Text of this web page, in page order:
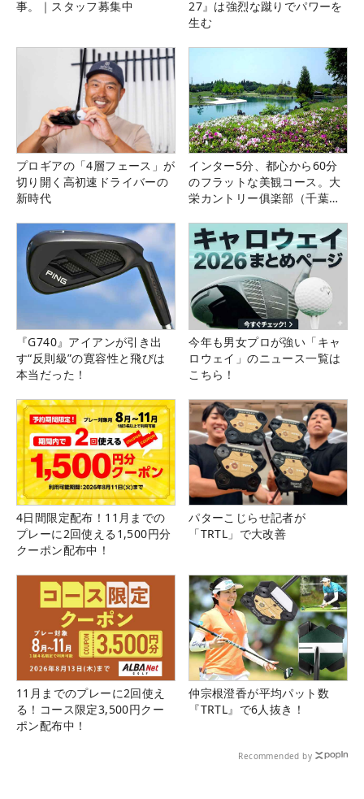
事。｜スタッフ募集中
27』は強烈な蹴りでパワーを
生む
プロギアの「4層フェース」が
切り開く高初速ドライバーの
新時代
インター5分、都心から60分
のフラットな美観コース。大
栄カントリー俱楽部（千葉
『G740』アイアンが引き出
す“反則級”の寛容性と飛びは
本当だった！
今年も男女プロが強い「キャ
ロウェイ」のニュース一覧は
こちら！
4日間限定配布！11月までの
プレーに2回使える1,500円分
クーポン配布中！
パターこじらせ記者が
「TRTL」で大改善
11月までのプレーに2回使え
る！コース限定3,500円クー
ポン配布中！
仲宗根澄香が平均パット数
『TRTL』で6人抜き！
Recommended by